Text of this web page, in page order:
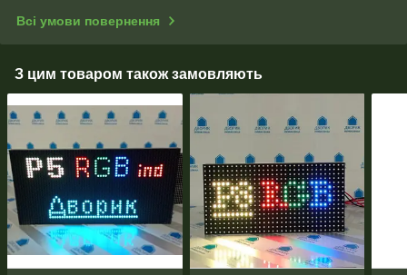
Всі умови повернення
З цим товаром також замовляють